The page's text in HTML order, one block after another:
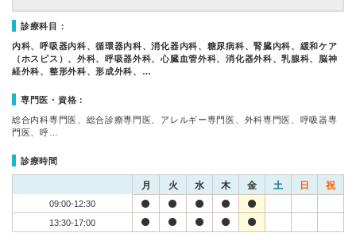
診療科目：
内科、呼吸器内科、循環器内科、消化器内科、糖尿病科、腎臓内科、緩和ケア
（ホスピス）、外科、呼吸器外科、心臓血管外科、消化器外科、乳腺科、脳神
経外科、整形外科、形成外科、…
専門医・資格：
総合内科専門医、総合診療専門医、アレルギー専門医、外科専門医、呼吸器専
門医、呼…
診療時間
月 火 水 木 金 土 日 祝
09:00-12:30
13:30-17:00